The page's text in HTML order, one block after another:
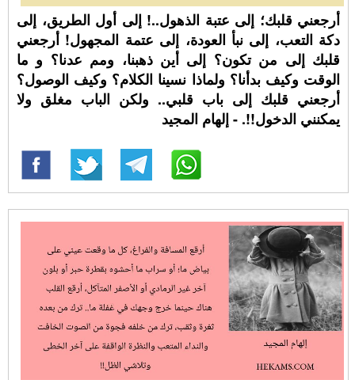
أرجعني قلبك؛ إلى عتبة الذهول..! إلى أول الطريق، إلى
دكة التعب، إلى نبأ العودة، إلى عتمة المجهول! أرجعني
قلبك إلى من تكون؟ إلى أين ذهبنا، ومم عدنا؟ و ما
الوقت وكيف بدأنا؟ ولماذا نسينا الكلام؟ وكيف الوصول؟
أرجعني قلبك إلى باب قلبي.. ولكن الباب مغلق ولا
يمكنني الدخول!!. - إلهام المجيد